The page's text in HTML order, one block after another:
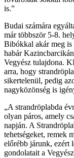
is.”
Budai számára
már többször 5-8.
Bibókkal akár meg is
habár
Vegyész tulajdona.
arra, hogy
sikertelenül, pedig
nagyközönség is
„A strandröplabda
olyan páros, amely
napján. A
tehetségeket, remek
előrébb járunk, ezért
gondolatait a